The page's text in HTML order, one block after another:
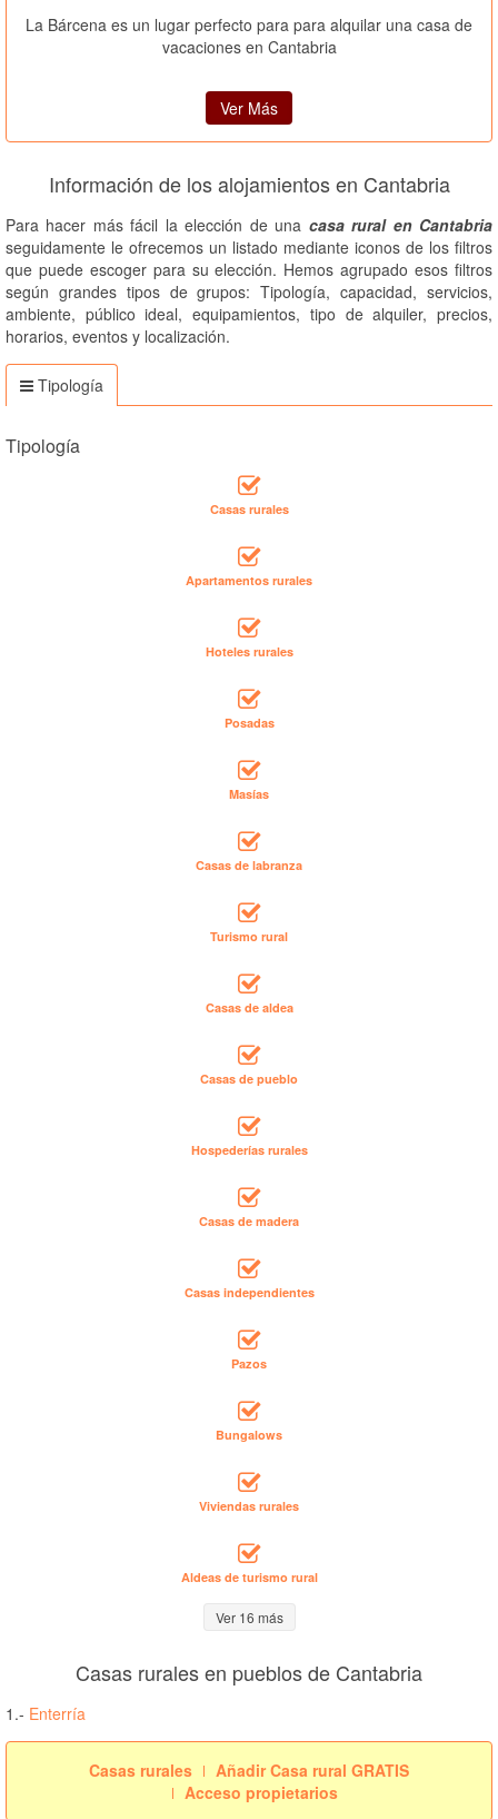
La Bárcena es un lugar perfecto para para alquilar una casa de
vacaciones en Cantabria
Ver Más
Información de los alojamientos en Cantabria
Para hacer más fácil la elección de una casa rural en Cantabria
seguidamente le ofrecemos un listado mediante iconos de los filtros
que puede escoger para su elección. Hemos agrupado esos filtros
según grandes tipos de grupos: Tipología, capacidad, servicios,
ambiente, público ideal, equipamientos, tipo de alquiler, precios,
horarios, eventos y localización.
Tipología
Tipología
Casas rurales
Apartamentos rurales
Hoteles rurales
Posadas
Masías
Casas de labranza
Turismo rural
Casas de aldea
Casas de pueblo
Hospederías rurales
Casas de madera
Casas independientes
Pazos
Bungalows
Viviendas rurales
Aldeas de turismo rural
Ver 16 más
Casas rurales en pueblos de Cantabria
1.- Enterría
Casas rurales
Añadir Casa rural GRATIS
Acceso propietarios